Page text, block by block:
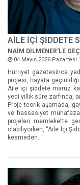
AİLE İÇİ ŞİDDETE
NAİM DİLMENER'LE
04 Mayıs 2026 Pazartesi
Hürriyet gazetesince
projesi, hayata geçirildiği
Aile içi şiddete maruz
yedi yıllık süre zarfında,
Proje teorik aşamada,
ve hassasiyet
projeleri memlekette
olabiliyorken, “Aile İçi
kesmeden.